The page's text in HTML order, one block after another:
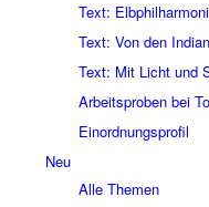
Text:
Text: Von den
Text: Mit Licht und
Arbeitsproben bei
Einordnungsprofil
Neu
Alle Themen